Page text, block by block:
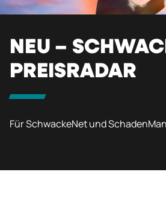
NEU –
PREISRADAR
Für SchwackeNet und